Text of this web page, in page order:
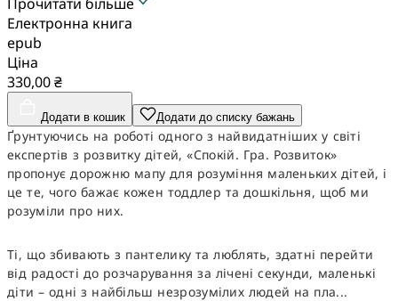
Електронна книга
epub
Ціна
330,00 ₴
Додати в кошик Додати до списку бажань
Ґрунтуючись на роботі одного з найвидатніших у світі
експертів з розвитку дітей, «Спокій. Гра. Розвиток»
пропонує дорожню мапу для розуміння маленьких дітей, і
це те, чого бажає кожен тоддлер та дошкільня, щоб ми
розуміли про них.
Ті, що збивають з пантелику та люблять, здатні перейти
від радості до розчарування за лічені секунди, маленькі
діти – одні з найбільш незрозумілих людей на пла...